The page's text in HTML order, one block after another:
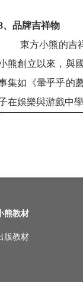
、品牌吉祥物
東方小熊的吉
熊創立以來，與
集如《暈乎乎的
在娛樂與游戲中
熊教材
版教材